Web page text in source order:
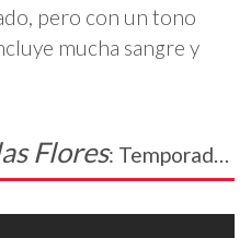
pero con un tono
mucha sangre y
Flores: Temporada 3 – 23 de abril